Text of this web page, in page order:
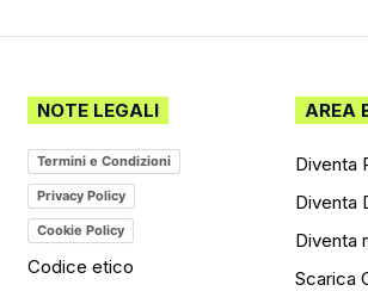
NOTE LEGALI
Termini e Condizioni
Privacy Policy
Cookie Policy
Codice etico
AREA
Diventa
Diventa
Diventa
Scarica